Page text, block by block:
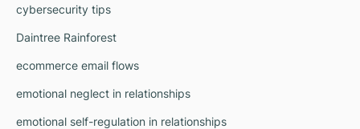
cybersecurity tips
Daintree Rainforest
ecommerce email flows
emotional neglect in relationships
emotional self-regulation in relationships